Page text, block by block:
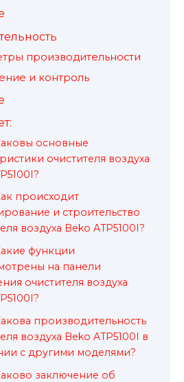
производительности
и контроль
основные
очистителя воздуха
происходит
и строительство
воздуха Beko ATP5100I?
функции
на панели
очистителя воздуха
производительность
воздуха Beko ATP5100I в
с другими моделями?
заключение об